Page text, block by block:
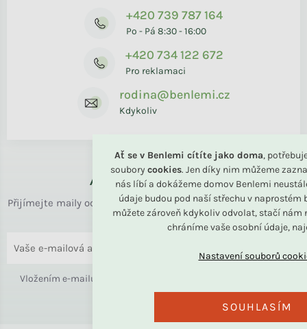
Ať se v Benlemi cítíte jako doma,
soubory cookies. Jen díky nim můžeme
nás líbí a dokážeme domov Benlemi
údaje budou pod naší střechu v naprostém
můžete zároveň kdykoliv odvolat, stačí nám
chráníme vaše osobní údaje,
SOUHLASÍM
+420 739 787 164
Po - Pá 8:30 - 16:00
+420 734 122 672
Pro reklamaci
rodina@benlemi.cz
Kdykoliv
Až k vám domů
Přijímejte maily od rodiny BENLEMI. Zasíláme jen užitečné info
o bydlení i slevách.
Vložením e-mailu souhlasíte s
údajů